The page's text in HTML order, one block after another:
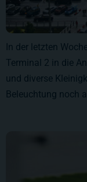
In der letzten
Terminal 2 in die
und diverse
Beleuchtung noch